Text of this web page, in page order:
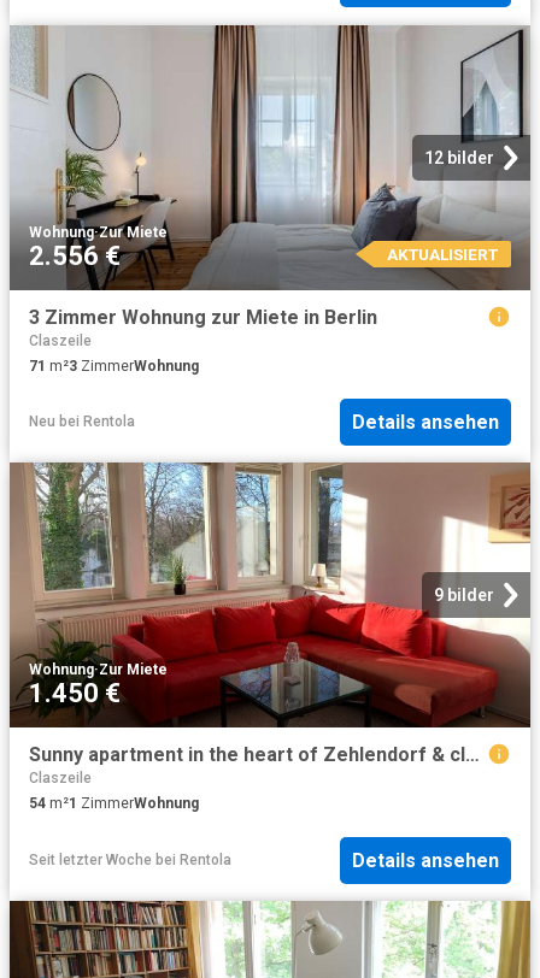
12 bilder
Wohnung·Zur Miete
2.556 € AKTUALISIERT
3 Zimmer Wohnung zur Miete in Berlin
Claszeile
71 m²3 ZimmerWohnung
Neu bei Rentola Details ansehen
9 bilder
Wohnung·Zur Miete
1.450 €
Sunny apartment in the heart of Zehlendorf & close to PT, Berlin Amsterdam Apartments for Rent
Claszeile
54 m²1 ZimmerWohnung
Seit letzter Woche bei Rentola Details ansehen